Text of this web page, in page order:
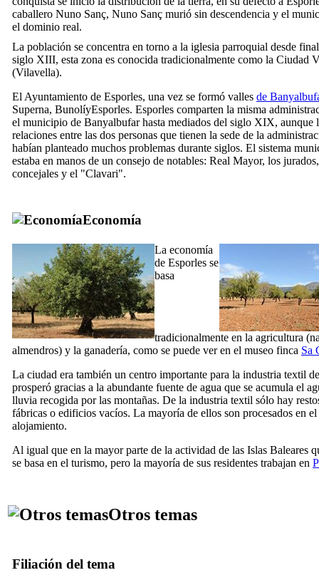
caballero Nuno Sanç, Nuno Sanç murió sin descendencia y el
el dominio real.
La población se concentra en torno a la iglesia parroquial desde
siglo XIII, esta zona es conocida tradicionalmente como la Ciudad
(Vilavella).
El Ayuntamiento de Esporles, una vez se formó valles de
Superna, BunolíyEsporles. Esporles comparten la misma
el municipio de Banyalbufarhasta mediados del siglo XIX, aunque
relaciones entre las dos personas que tienen la sede de la
habían planteado muchos problemas durante siglos. El sistema
estaba en manos de un consejo de notables: Real Mayor, los
concejales y el "Clavari".
Economía
La economía
de Esporles se
basa
tradicionalmente en la agricultura
almendros) y la ganadería, como se puede ver en el museo finca Sa
La ciudad era también un centro importante para la industria textil
prosperó gracias a la abundante fuente de agua que se acumula el
lluvia recogida por las montañas. De la industria textil sólo hay
fábricas o edificios vacíos. La mayoría de ellos son procesados en el
alojamiento.
Al igual que en la mayor parte de la actividad de las Islas Baleares
se basa en el turismo, pero la mayoría de sus residentes trabajan en
Otros temas
Filiación del tema